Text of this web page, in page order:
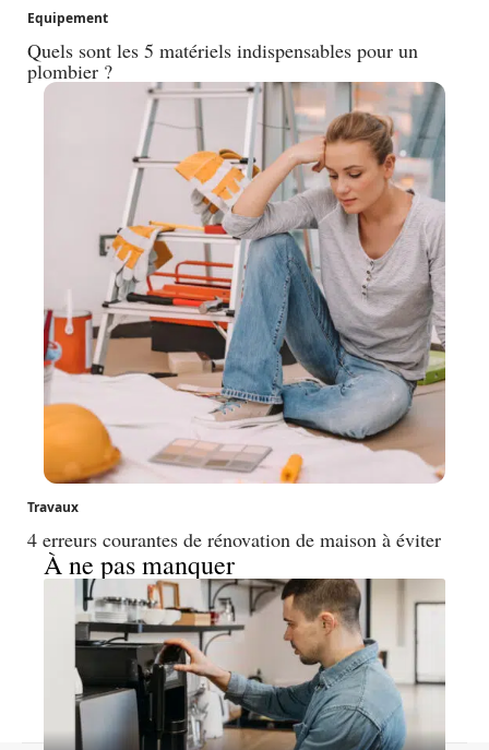
Equipement
Quels sont les 5 matériels indispensables pour un
plombier ?
Travaux
4 erreurs courantes de rénovation de maison à éviter
À ne pas manquer